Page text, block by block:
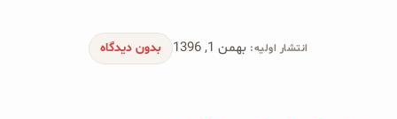
دانه چیا
انتشار اولیه: بهمن 1, 1396 بدون دیدگاه